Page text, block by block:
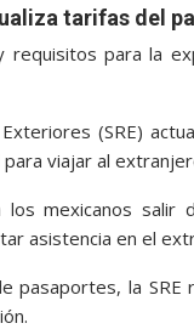
y
p
l
e
r
a
m
a
r
tarifas del
requisitos para la
(SRE)
viajar al
los mexicanos
asistencia en el
pasaportes, la